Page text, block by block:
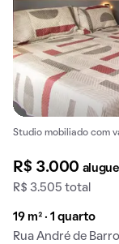
Studio mobiliado com
R$ 3.000 aluguel
R$ 3.505 total
19 m² · 1 quarto
Rua André de